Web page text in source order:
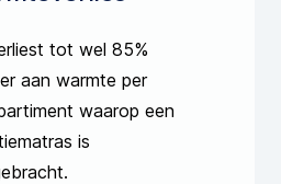
tot wel 85%
aan warmte per
waarop een
is